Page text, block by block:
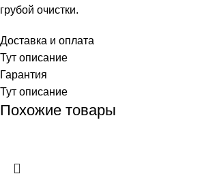
грубой очистки.
Доставка и оплата
Тут описание
Гарантия
Тут описание
Похожие товары